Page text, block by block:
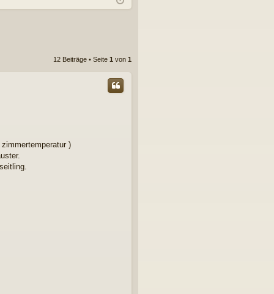
12 Beiträge • Seite 1 von 1
)